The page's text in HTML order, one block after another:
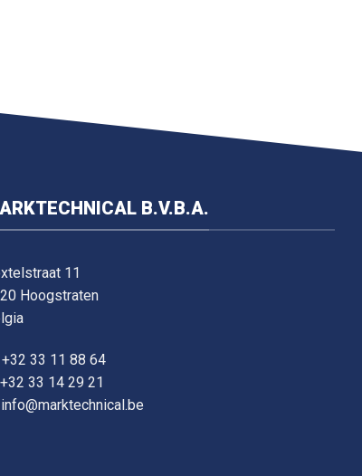
B.V.B.A.
11
Hoogstraten
+32 33 11 88 64
+32 33 14 29 21
info@marktechnical.be